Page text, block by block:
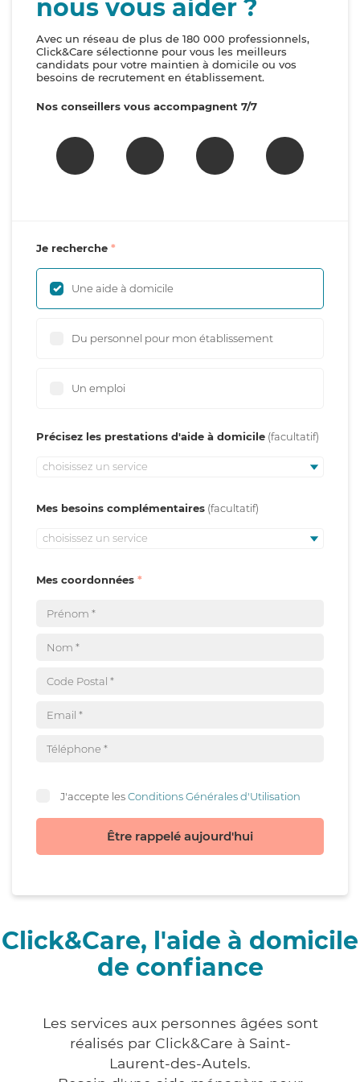
nous vous aider ?
Avec un réseau de plus de 180 000 professionnels,
Click&Care sélectionne pour vous les meilleurs
candidats pour votre maintien à domicile ou vos
besoins de recrutement en établissement.
Nos conseillers vous accompagnent 7/7
Je recherche
Une aide à domicile
Du personnel pour mon établissement
Un emploi
Précisez les prestations d'aide à domicile
choisissez un service
Mes besoins complémentaires
choisissez un service
Mes coordonnées
J'accepte lesConditions Générales d'Utilisation
Être rappelé aujourd'hui
Click&Care, l'aide à domicile
de confiance
Les services aux personnes âgées sont
réalisés par Click&Care à Saint-
Laurent-des-Autels.